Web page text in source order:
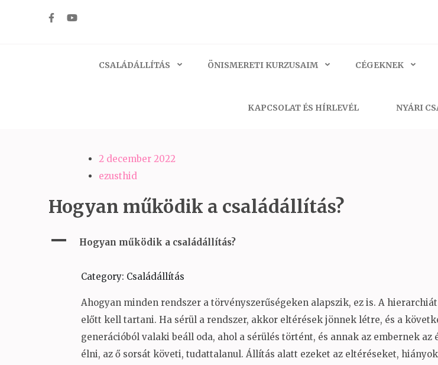
CSALÁDÁLLÍTÁS ÖNISMERETI KURZUSAIM CÉGEKNEK
KAPCSOLAT ÉS HÍRLEVÉL NYÁRI
2 december 2022
ezusthid
Hogyan működik a családállítás?
A Hogyan működik a családállítás?
Category: Családállítás
Ahogyan minden rendszer a törvényszerűségeken alapszik, ez is. A
előtt kell tartani. Ha sérül a rendszer, akkor eltérések jönnek létre, és a
generációból valaki beáll oda, ahol a sérülés történt, és annak az embernek az
élni, az ő sorsát követi, tudattalanul. Állítás alatt ezeket az eltéréseket,